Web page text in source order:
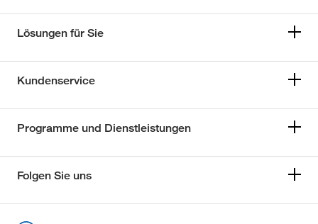
Lösungen für Sie
Kundenservice
Programme und Dienstleistungen
Folgen Sie uns